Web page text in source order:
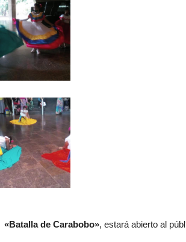
«Batalla de Carabobo», estará abierto al